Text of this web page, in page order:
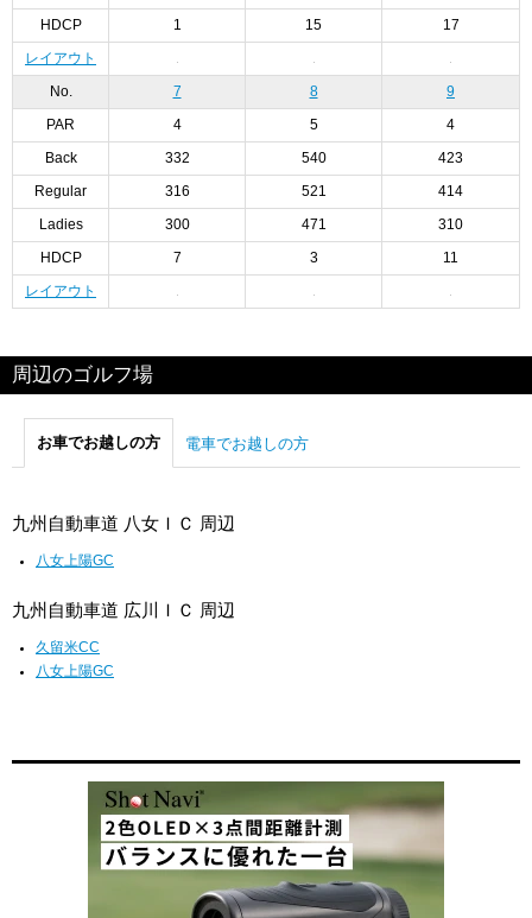
HDCP 1 15 17
レイアウト
No. 7 8 9
PAR 4 5 4
Back 332 540 423
Regular 316 521 414
Ladies 300 471 310
HDCP 7 3 11
レイアウト
周辺のゴルフ場
お車でお越しの方 電車でお越しの方
九州自動車道 八女ＩＣ 周辺
八女上陽GC
九州自動車道 広川ＩＣ 周辺
久留米CC
八女上陽GC